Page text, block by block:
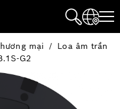
mại
Loa âm trần
G2